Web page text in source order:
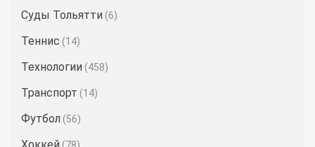
Суды Тольятти (6)
Теннис (14)
Технологии (458)
Транспорт (14)
Футбол (56)